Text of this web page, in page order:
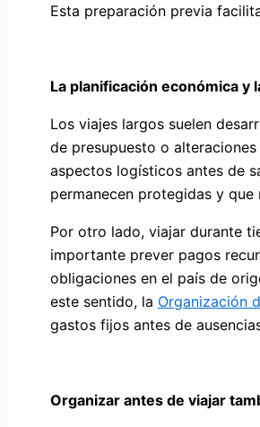
Esta preparación previa
La planificación económica y
Los viajes largos suelen
de presupuesto o
aspectos logísticos antes de
permanecen protegidas y
Por otro lado, viajar durante
importante prever pagos
obligaciones en el país de
este sentido, la Organización
gastos fijos antes de
Organizar antes de viajar